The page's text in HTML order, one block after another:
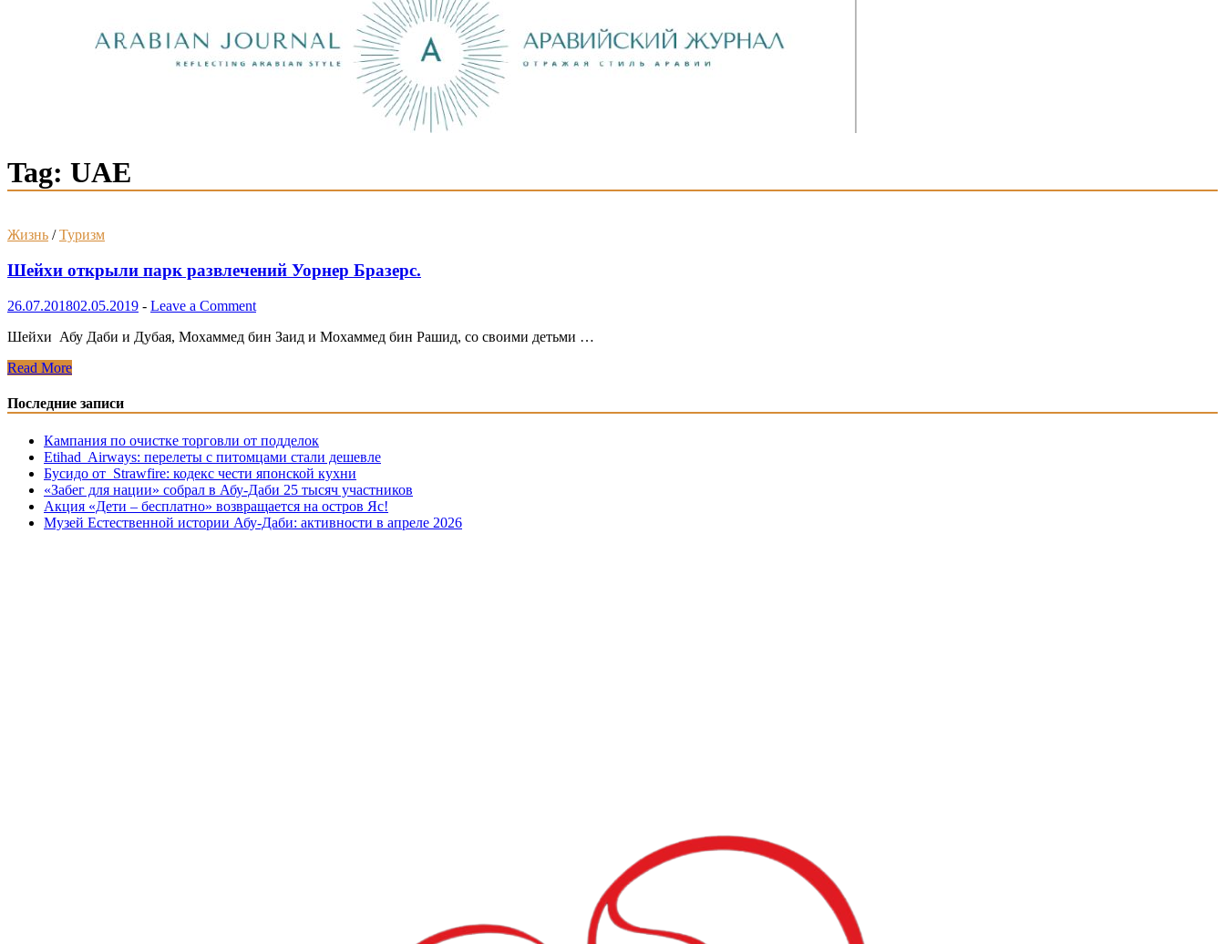
Tag: UAE
Жизнь /Туризм
Шейхи открыли парк развлечений Уорнер Бразерс.
26.07.201802.05.2019 - Leave a Comment
Шейхи Абу Даби и Дубая, Мохаммед бин Заид и Мохаммед бин Рашид, со своими детьми …
Шейхи
парк
развлечений
Уорнер
Бразерс.
Read More
Последние записи
Кампания по очистке торговли от подделок
Etihad Airways: перелеты с питомцами стали дешевле
Бусидо от Strawfire: кодекс чести японской кухни
«Забег для нации» собрал в Абу-Даби 25 тысяч участников
Акция «Дети – бесплатно» возвращается на остров Яс!
Музей Eстественной истории Абу-Даби: активности в апреле 2026